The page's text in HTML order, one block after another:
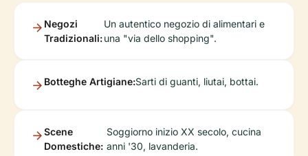
Negozi
Tradizionali:
Un autentico negozio di alimentari e
una "via dello shopping".
Botteghe Artigiane:Sarti di guanti, liutai, bottai.
Scene
Domestiche:
Soggiorno inizio XX secolo, cucina
anni '30, lavanderia.